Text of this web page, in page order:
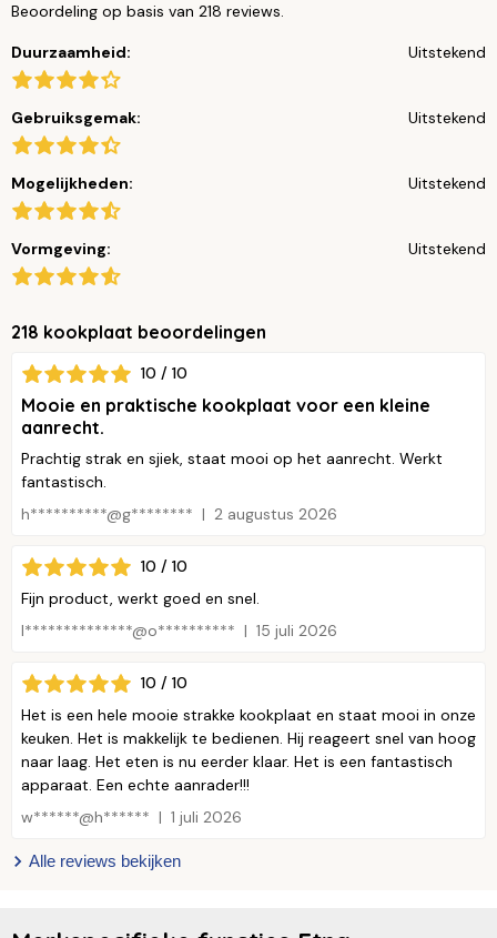
Beoordeling op basis van 218 reviews.
Duurzaamheid: Uitstekend
Gebruiksgemak: Uitstekend
Mogelijkheden: Uitstekend
Vormgeving: Uitstekend
218 kookplaat beoordelingen
10 / 10
Mooie en praktische kookplaat voor een kleine
aanrecht.
Prachtig strak en sjiek, staat mooi op het aanrecht. Werkt
fantastisch.
h**********@g********
2 augustus 2026
10 / 10
Fijn product, werkt goed en snel.
I**************@o**********
15 juli 2026
10 / 10
Het is een hele mooie strakke kookplaat en staat mooi in onze
keuken. Het is makkelijk te bedienen. Hij reageert snel van hoog
naar laag. Het eten is nu eerder klaar. Het is een fantastisch
apparaat. Een echte aanrader!!!
w******@h******
1 juli 2026
Alle reviews bekijken